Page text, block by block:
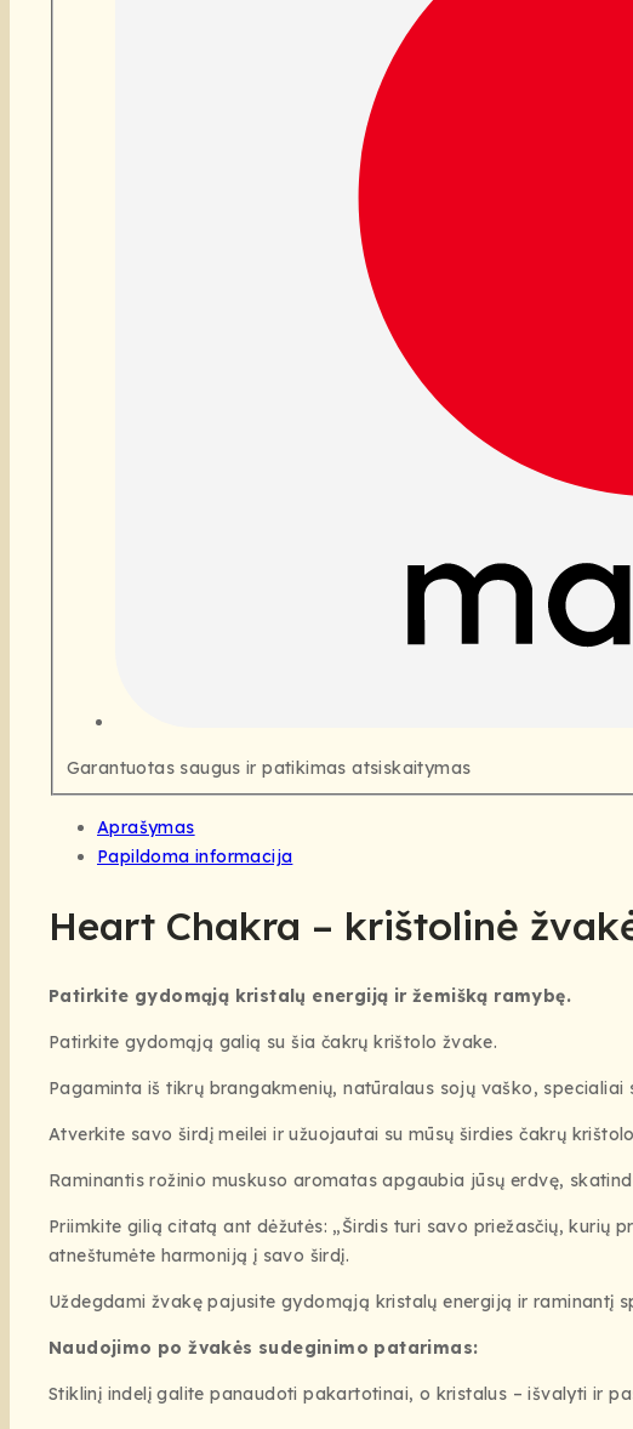
Garantuotas saugus ir patikimas atsiskaitymas
Aprašymas
Papildoma informacija
Heart Chakra – krištolinė
Patirkite gydomąją kristalų energiją ir žemišką ramybę.
Patirkite gydomąją galią su šia čakrų krištolo žvake.
Pagaminta iš tikrų brangakmenių, natūralaus sojų vaško,
Atverkite savo širdį meilei ir užuojautai su mūsų širdies čakrų
Raminantis rožinio muskuso aromatas apgaubia jūsų erdvę,
Priimkite gilią citatą ant dėžutės: „Širdis turi savo priežasčių, kurių
atneštumėte harmoniją į savo širdį.
Uždegdami žvakę pajusite gydomąją kristalų energiją ir raminantį
Naudojimo po žvakės sudeginimo patarimas:
Stiklinį indelį galite panaudoti pakartotinai, o kristalus – išvalyti ir